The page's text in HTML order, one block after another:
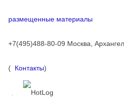
размещенные материалы
+7(495)488-80-09 Москва,
( Контакты)